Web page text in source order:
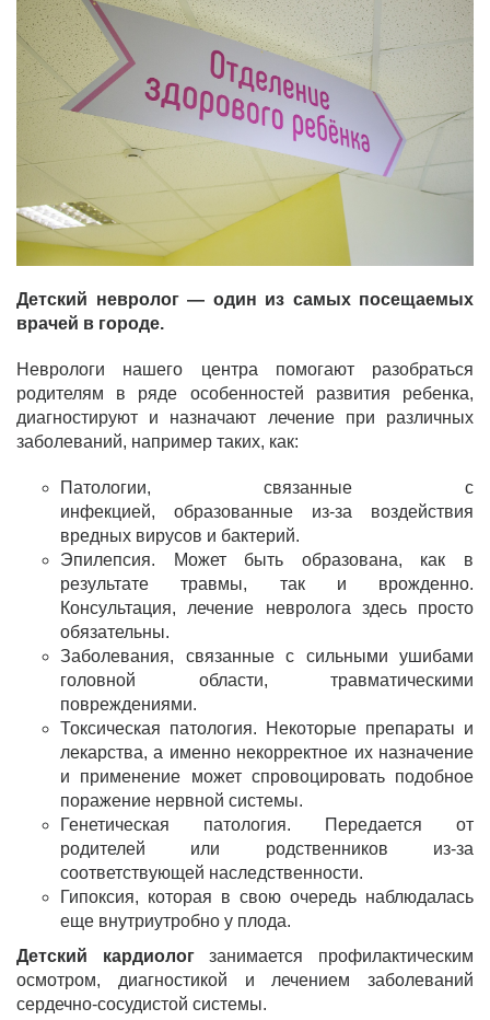
Детский невролог — один из самых посещаемых
врачей в городе.
Неврологи нашего центра помогают разобраться
родителям в ряде особенностей развития ребенка,
диагностируют и назначают лечение при различных
заболеваний, например таких, как:
Патологии, связанные с
инфекцией, образованные из-за воздействия
вредных вирусов и бактерий.
Эпилепсия. Может быть образована, как в
результате травмы, так и врожденно.
Консультация, лечение невролога здесь просто
обязательны.
Заболевания, связанные с сильными ушибами
головной области, травматическими
повреждениями.
Токсическая патология. Некоторые препараты и
лекарства, а именно некорректное их назначение
и применение может спровоцировать подобное
поражение нервной системы.
Генетическая патология. Передается от
родителей или родственников из-за
соответствующей наследственности.
Гипоксия, которая в свою очередь наблюдалась
еще внутриутробно у плода.
Детский кардиологзанимается профилактическим
осмотром, диагностикой и лечением заболеваний
сердечно-сосудистой системы.